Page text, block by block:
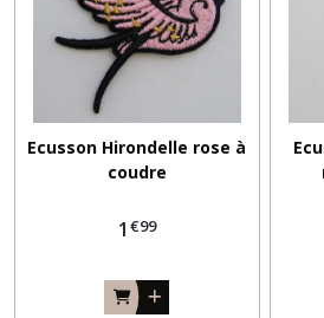
Ecusson Hirondelle rose à
coudre
1 €99